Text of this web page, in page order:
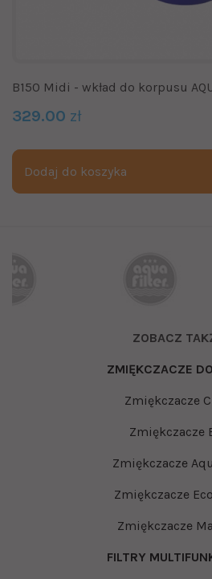
B150 Midi - wkład do korpusu
329.00 zł
Dodaj do koszyka
ZOBACZ
ZMIĘKCZACZE
Zmiękczacze
Zmiękczacze
Zmiękczacze
Zmiękczacze
Zmiękczacze
FILTRY